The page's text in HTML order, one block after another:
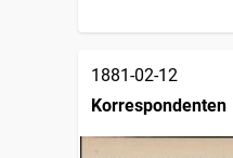
1881-02-12
Korrespondenten